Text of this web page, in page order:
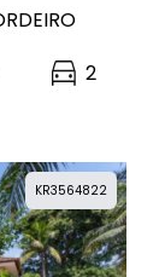
2
KR3564822